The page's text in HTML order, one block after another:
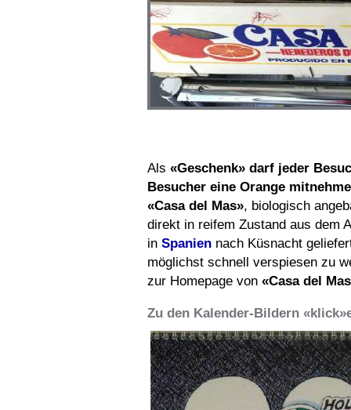
Als «Geschenk» darf jeder
Besucher eine Orange
«Casa del Mas», biologisch
direkt in reifem Zustand aus dem
in Spanien nach Küsnacht
möglichst schnell verspiesen zu
zur Homepage von «Casa del
Zu den Kalender-Bildern